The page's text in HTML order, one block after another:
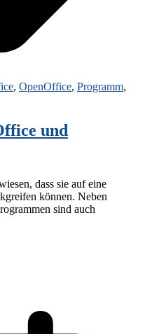
, OpenOffice, Programm,
und
dass sie auf eine
können. Neben
sind auch